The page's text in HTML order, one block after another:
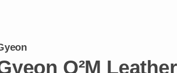
Q²M